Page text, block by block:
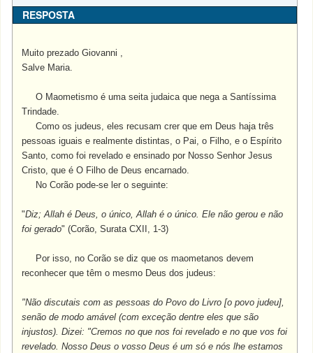
RESPOSTA
Muito prezado Giovanni ,
Salve Maria.
O Maometismo é uma seita judaica que nega a Santíssima
Trindade.
Como os judeus, eles recusam crer que em Deus haja três
pessoas iguais e realmente distintas, o Pai, o Filho, e o Espírito
Santo, como foi revelado e ensinado por Nosso Senhor Jesus
Cristo, que é O Filho de Deus encarnado.
No Corão pode-se ler o seguinte:
"Diz; Allah é Deus, o único, Allah é o único. Ele não gerou e não
foi gerado" (Corão, Surata CXII, 1-3)
Por isso, no Corão se diz que os maometanos devem
reconhecer que têm o mesmo Deus dos judeus:
"Não discutais com as pessoas do Povo do Livro [o povo judeu],
senão de modo amável (com exceção dentre eles que são
injustos). Dizei: "Cremos no que nos foi revelado e no que vos foi
revelado. Nosso Deus o vosso Deus é um só e nós lhe estamos